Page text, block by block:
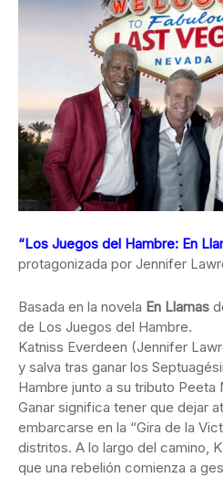
“Los Juegos del Hambre: En
protagonizada por Jennifer
Basada en la novela En Llamas
de Los Juegos del Hambre.
Katniss Everdeen (Jennifer
y salva tras ganar los
Hambre junto a su tributo
Ganar significa tener que dejar
embarcarse en la “Gira de la
distritos. A lo largo del camino,
que una rebelión comienza a